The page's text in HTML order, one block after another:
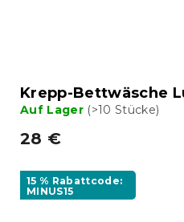
Krepp-Bettwäsche
Auf Lager (>10 Stücke)
28 €
15 % Rabattcode:
MINUS15